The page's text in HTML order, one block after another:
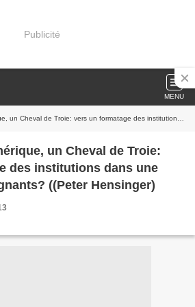
Publicité
MENU
vers un formatage des institutions dans une école sans enseignants? ((Peter Hensinger)
un Cheval de Troie:
des institutions dans une
((Peter Hensinger)